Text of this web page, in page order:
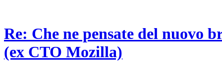
Re: Che ne pensate del nuovo
(ex CTO Mozilla)